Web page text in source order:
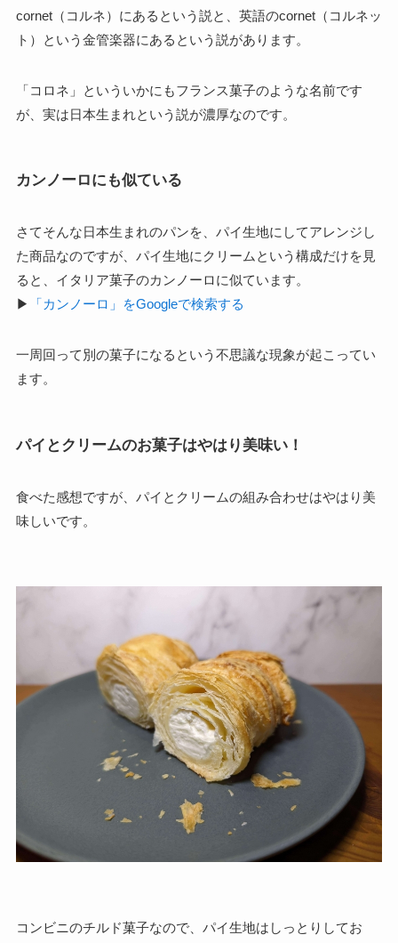
cornet（コルネ）にあるという説と、英語のcornet（コルネッ
ト）という金管楽器にあるという説があります。
「コロネ」といういかにもフランス菓子のような名前です
が、実は日本生まれという説が濃厚なのです。
カンノーロにも似ている
さてそんな日本生まれのパンを、パイ生地にしてアレンジし
た商品なのですが、パイ生地にクリームという構成だけを見
ると、イタリア菓子のカンノーロに似ています。
▶
「カンノーロ」をGoogleで検索する
一周回って別の菓子になるという不思議な現象が起こってい
ます。
パイとクリームのお菓子はやはり美味い！
食べた感想ですが、パイとクリームの組み合わせはやはり美
味しいです。
コンビニのチルド菓子なので、パイ生地はしっとりしてお